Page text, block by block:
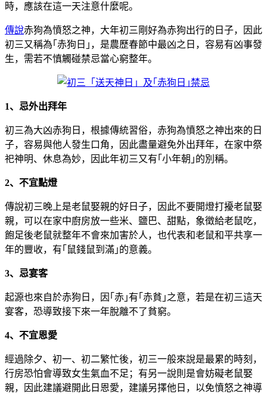
時，應該在這一天注意什麼呢。
傳說赤狗為憤怒之神，大年初三剛好為赤狗出行的日子，因此
初三又稱為｢赤狗日｣，是農歷春節中最凶之日，容易有凶事發
生，需若不慎觸碰禁忌當心窮整年。
1、忌外出拜年
初三為大凶赤狗日，根據傳統習俗，赤狗為憤怒之神出來的日
子，容易與他人發生口角，因此盡量避免外出拜年，在家中祭
祀神明、休息為妙，因此年初三又有｢小年朝｣的別稱。
2、不宜點燈
傳說初三晚上是老鼠娶親的好日子，因此不要開燈打擾老鼠娶
親，可以在家中廚房放一些米、鹽巴、甜點，象徵給老鼠吃，
飽足後老鼠就整年不會來加害於人，也代表和老鼠和平共享一
年的豐收，有｢鼠錢鼠到滿｣的意義。
3、忌宴客
起源也來自於赤狗日，因｢赤｣有｢赤貧｣之意，若是在初三這天
宴客，恐導致接下來一年脫離不了貧窮。
4、不宜恩愛
經過除夕、初一、初二繁忙後，初三一般來說是最累的時刻，
行房恐怕會導致女生氣血不足；有另一說則是會妨礙老鼠娶
親，因此建議避開此日恩愛，建議另擇他日，以免憤怒之神導